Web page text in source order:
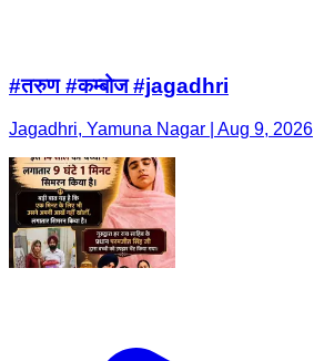
#तरुण #कम्बोज #jagadhri
Jagadhri, Yamuna Nagar | Aug 9, 2026